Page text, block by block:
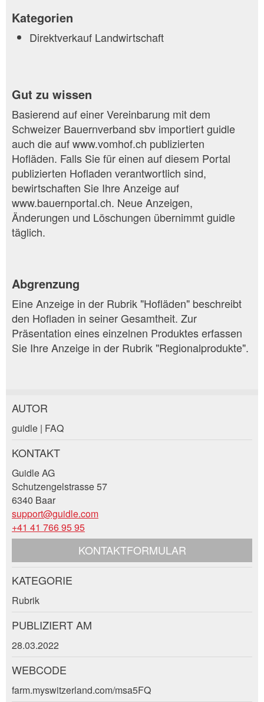
Kategorien
Direktverkauf Landwirtschaft
Gut zu wissen
Basierend auf einer Vereinbarung mit dem
Schweizer Bauernverband sbv importiert guidle
auch die auf www.vomhof.ch publizierten
Hofläden. Falls Sie für einen auf diesem Portal
publizierten Hofladen verantwortlich sind,
bewirtschaften Sie Ihre Anzeige auf
www.bauernportal.ch. Neue Anzeigen,
Änderungen und Löschungen übernimmt guidle
täglich.
Abgrenzung
Eine Anzeige in der Rubrik "Hofläden" beschreibt
den Hofladen in seiner Gesamtheit. Zur
Präsentation eines einzelnen Produktes erfassen
Sie Ihre Anzeige in der Rubrik "Regionalprodukte".
Anzeige beanstanden
Ihr Feedback wird sehr geschätzt!
Allgemeines Feedback
Anzeige nicht mehr gültig
Anzeige unvollständig
Nachricht
Anzeige weiterempfehlen
Empfehlen Sie diese Anzeige an Freunde weiter.
* Eingabe erforderlich
ANZEIGE WEITEREMPFEHLEN
Schliessen
AUTOR
guidle | FAQ
KONTAKT
Guidle AG
Schutzengelstrasse 57
6340 Baar
support@guidle.com
+41 41 766 95 95
KONTAKTFORMULAR
Kontakt
Verfassen Sie eine Nachricht für die
Kontaktpersonen dieser Anzeige.
KATEGORIE
Rubrik
PUBLIZIERT AM
28.03.2022
WEBCODE
farm.myswitzerland.com/msa5FQ